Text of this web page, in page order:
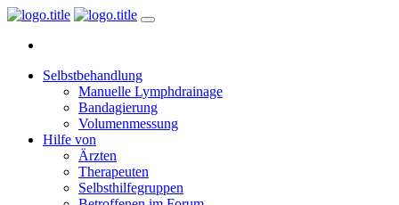
Selbstbehandlung
Manuelle Lymphdrainage
Bandagierung
Volumenmessung
Hilfe von
Ärzten
Therapeuten
Selbsthilfegruppen